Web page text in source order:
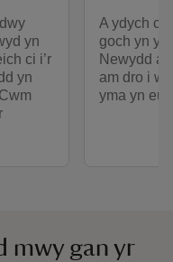
yn
ci i’r
yn
A ydych
goch yn y
Newydd ar
am dro i
yma yn eu
mwy gan yr